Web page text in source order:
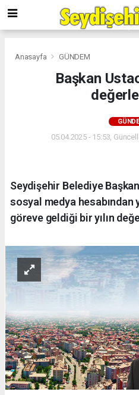
Anasayfa GÜNDEM
Başkan
05.04.2025 - 15:53,
Seydişehir Belediye
sosyal medya hesabından
göreve geldiği bir yılın